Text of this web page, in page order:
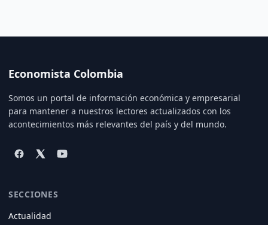
Economista Colombia
Somos un portal de información económica y empresarial
para mantener a nuestros lectores actualizados con los
acontecimientos más relevantes del país y del mundo.
SECCIONES
Actualidad